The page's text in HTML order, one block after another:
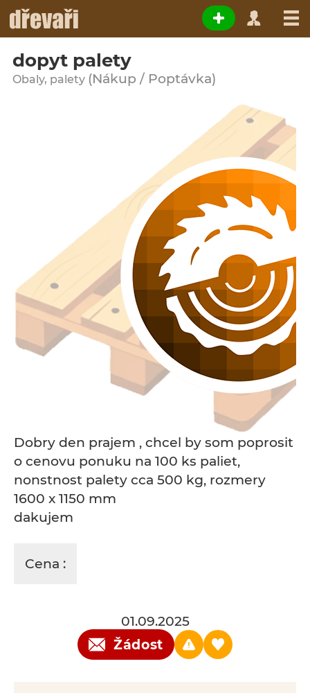
dopyt palety
Obaly, palety (Nákup / Poptávka)
Dobry den prajem , chcel by som poprosit
o cenovu ponuku na 100 ks paliet,
nonstnost palety cca 500 kg, rozmery
1600 x 1150 mm
dakujem
Cena :
01.09.2025
Žádost